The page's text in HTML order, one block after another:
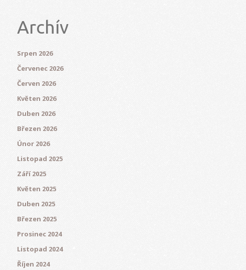
Archív
Srpen 2026
Červenec 2026
Červen 2026
Květen 2026
Duben 2026
Březen 2026
Únor 2026
Listopad 2025
Září 2025
Květen 2025
Duben 2025
Březen 2025
Prosinec 2024
Listopad 2024
Říjen 2024